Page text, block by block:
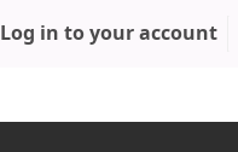
Log in to your account